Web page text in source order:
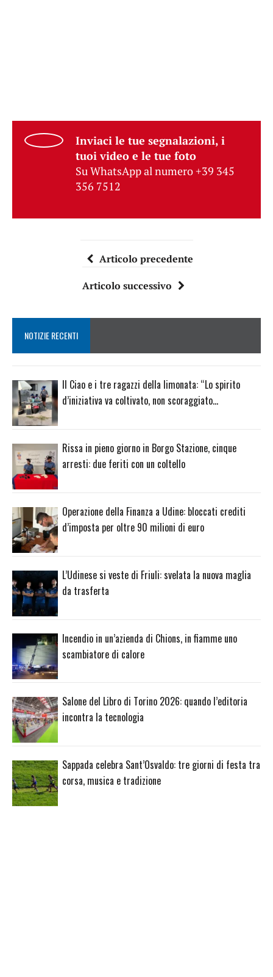
Inviaci le tue segnalazioni, i
tuoi video e le tue foto
Su WhatsApp al numero +39 345
356 7512
Articolo precedente
Articolo successivo
NOTIZIE RECENTI
Il Ciao e i tre ragazzi della limonata: “Lo spirito
d’iniziativa va coltivato, non scoraggiato…
Rissa in pieno giorno in Borgo Stazione, cinque
arresti: due feriti con un coltello
Operazione della Finanza a Udine: bloccati crediti
d’imposta per oltre 90 milioni di euro
L’Udinese si veste di Friuli: svelata la nuova maglia
da trasferta
Incendio in un’azienda di Chions, in fiamme uno
scambiatore di calore
Salone del Libro di Torino 2026: quando l’editoria
incontra la tecnologia
Sappada celebra Sant’Osvaldo: tre giorni di festa tra
corsa, musica e tradizione